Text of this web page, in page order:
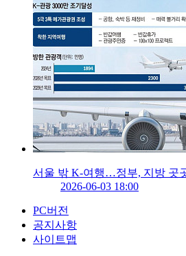
서울 밖 K-여행…정부, 지방 곳
2026-06-03 18:00
PC버전
공지사항
사이트맵